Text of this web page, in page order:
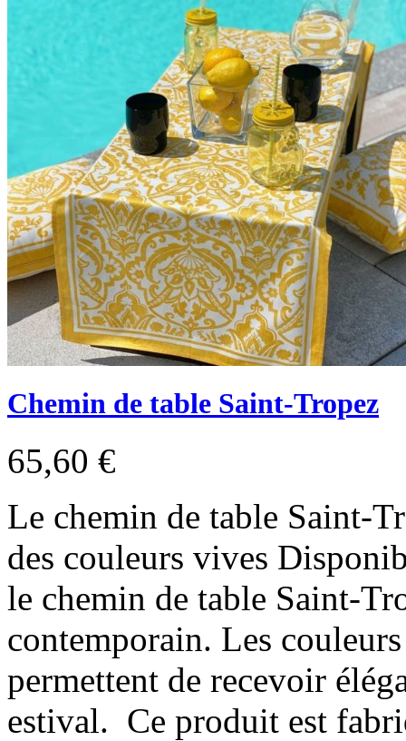
Chemin de table Saint-Tropez
65,60 €
Le chemin de table Saint-
des couleurs vives
le chemin de table Saint-
contemporain. Les
permettent de recevoir
estival. Ce produit est